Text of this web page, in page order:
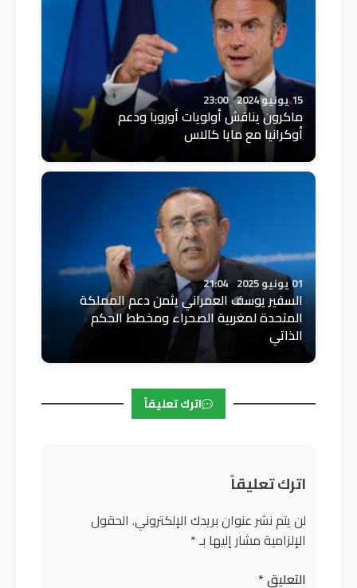
15 يونيو 2024 23:00
ماكرون يناقش أولويات أوروبا ودعم
أوكرانيا مع مايا كالاس
01 يونيو 2025 21:04
السفير يوسف العمراني يثمن دعم المملكة
المتحدة لمغربية الصحراء ومخطط الحكم
الذاتي
اترك تعليقاً
اترك تعليقاً
لن يتم نشر عنوان بريدك الإلكتروني. الحقول
الإلزامية مشار إليها بـ*
التعليق*